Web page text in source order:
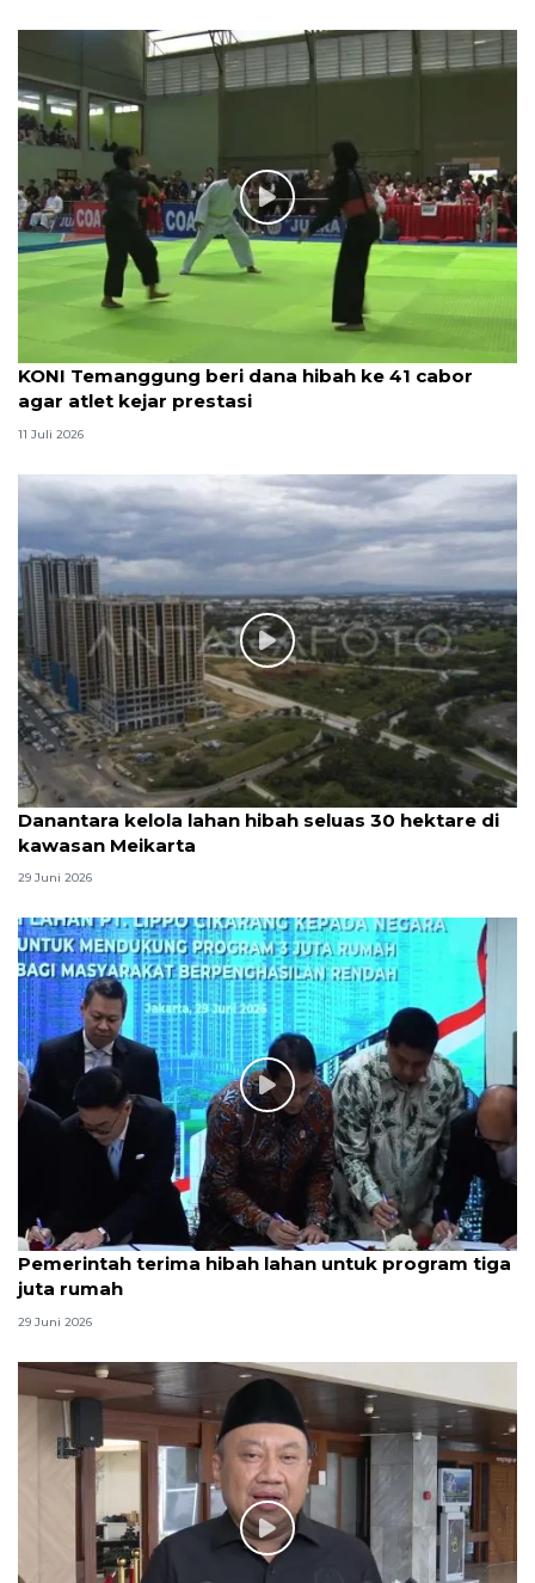
KONI Temanggung beri dana hibah ke 41 cabor
agar atlet kejar prestasi
11 Juli 2026
Danantara kelola lahan hibah seluas 30 hektare di
kawasan Meikarta
29 Juni 2026
Pemerintah terima hibah lahan untuk program tiga
juta rumah
29 Juni 2026